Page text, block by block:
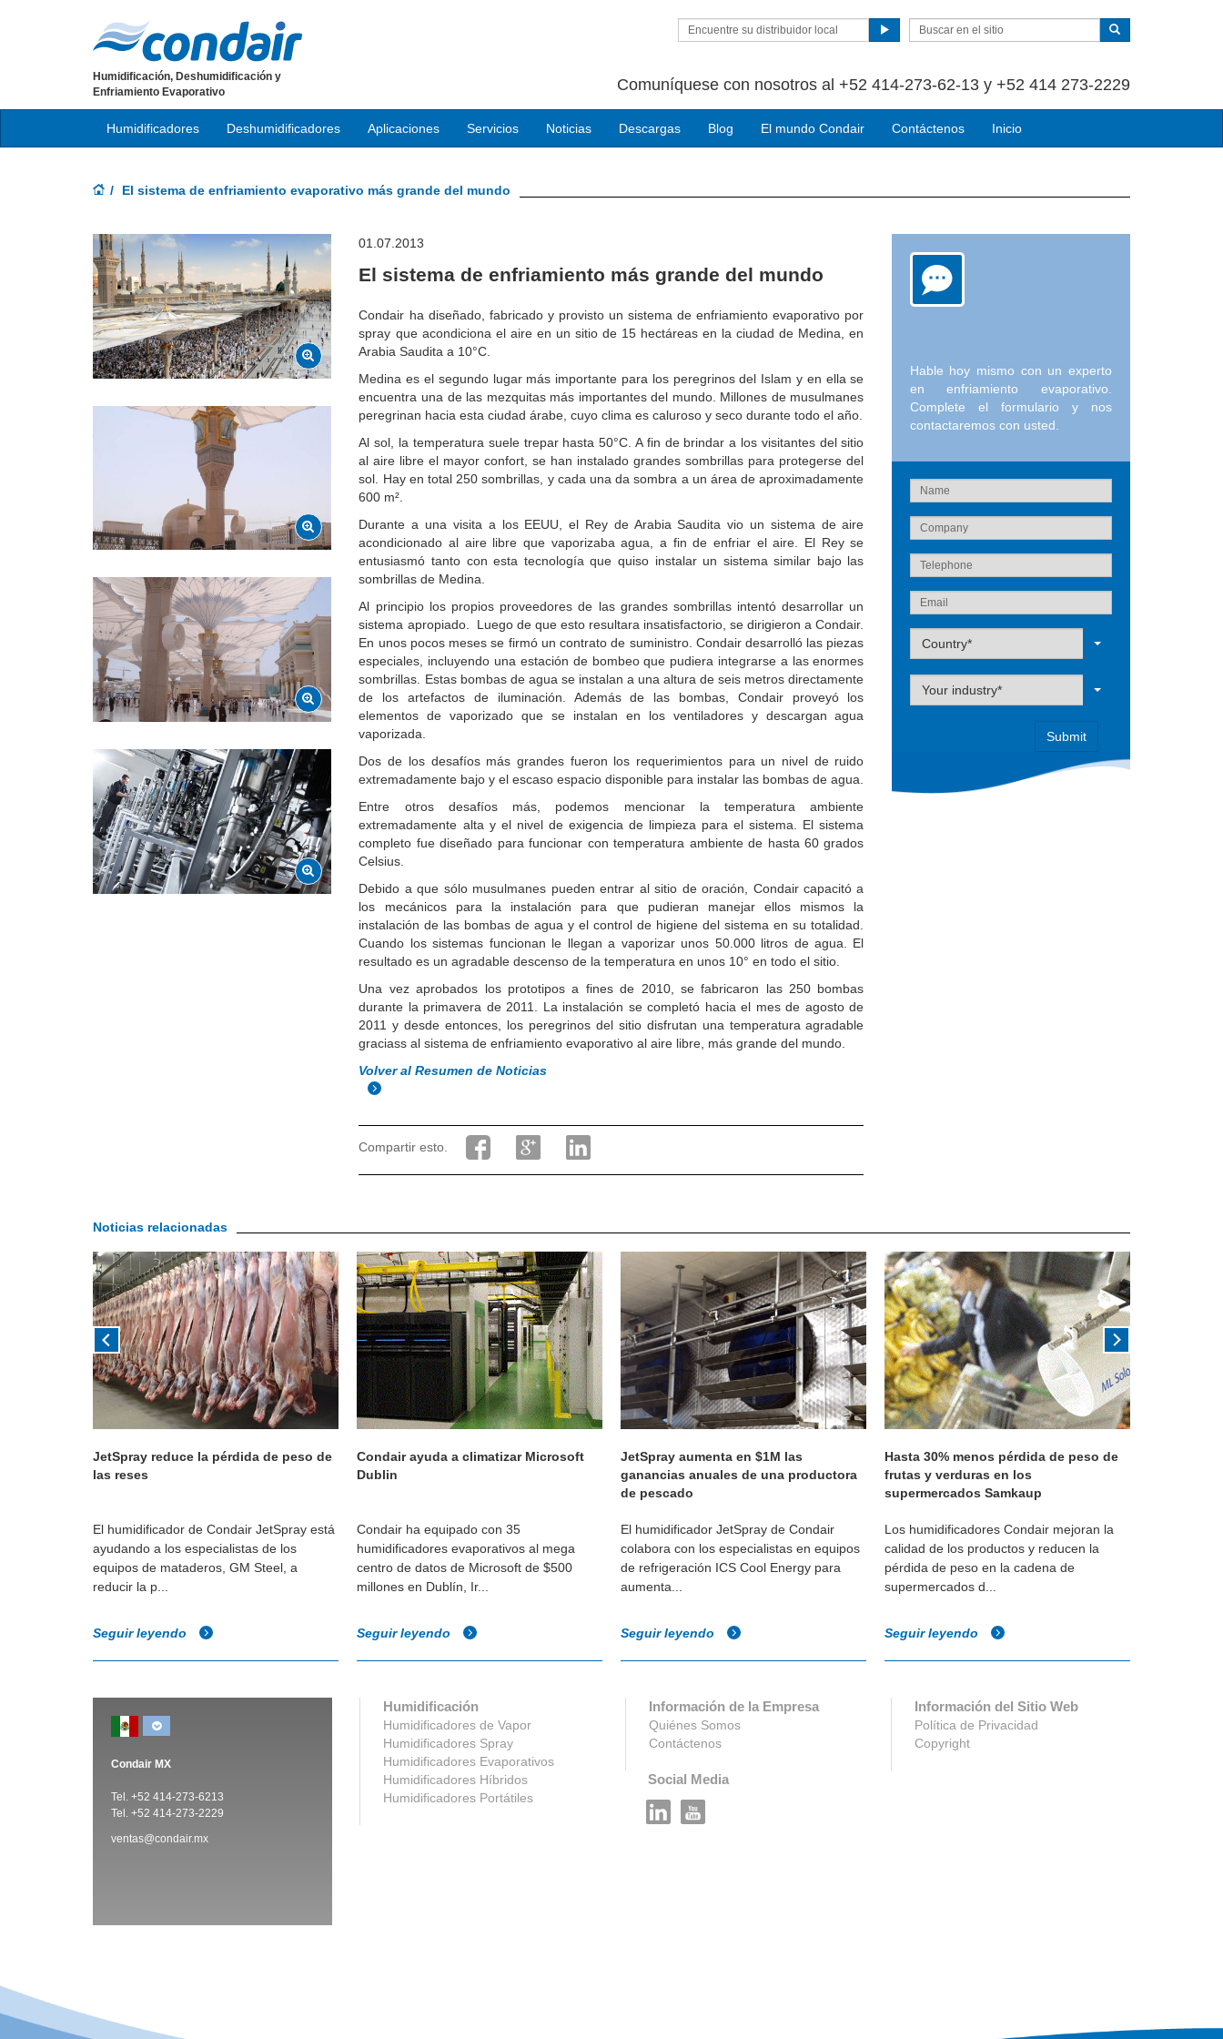
Encuentre su distribuidor local
Comuníquese con nosotros al +52 414-273-62-13 y +52 414 273-2229
Humidificación, Deshumidificación y
Enfriamiento Evaporativo
Humidificadores Deshumidificadores Aplicaciones Servicios Noticias Descargas Blog El mundo Condair Contáctenos Inicio
El sistema de enfriamiento evaporativo más grande del mundo
01.07.2013
El sistema de enfriamiento más grande del mundo
Condair ha diseñado, fabricado y provisto un sistema de enfriamiento evaporativo por
spray que acondiciona el aire en un sitio de 15 hectáreas en la ciudad de Medina, en
Arabia Saudita a 10°C.
Medina es el segundo lugar más importante para los peregrinos del Islam y en ella se
encuentra una de las mezquitas más importantes del mundo. Millones de musulmanes
peregrinan hacia esta ciudad árabe, cuyo clima es caluroso y seco durante todo el año.
Al sol, la temperatura suele trepar hasta 50°C. A fin de brindar a los visitantes del sitio
al aire libre el mayor confort, se han instalado grandes sombrillas para protegerse del
sol. Hay en total 250 sombrillas, y cada una da sombra a un área de aproximadamente
600 m².
Durante a una visita a los EEUU, el Rey de Arabia Saudita vio un sistema de aire
acondicionado al aire libre que vaporizaba agua, a fin de enfriar el aire. El Rey se
entusiasmó tanto con esta tecnología que quiso instalar un sistema similar bajo las
sombrillas de Medina.
Al principio los propios proveedores de las grandes sombrillas intentó desarrollar un
sistema apropiado. Luego de que esto resultara insatisfactorio, se dirigieron a Condair.
En unos pocos meses se firmó un contrato de suministro. Condair desarrolló las piezas
especiales, incluyendo una estación de bombeo que pudiera integrarse a las enormes
sombrillas. Estas bombas de agua se instalan a una altura de seis metros directamente
de los artefactos de iluminación. Además de las bombas, Condair proveyó los
elementos de vaporizado que se instalan en los ventiladores y descargan agua
vaporizada.
Dos de los desafíos más grandes fueron los requerimientos para un nivel de ruido
extremadamente bajo y el escaso espacio disponible para instalar las bombas de agua.
Entre otros desafíos más, podemos mencionar la temperatura ambiente
extremadamente alta y el nivel de exigencia de limpieza para el sistema. El sistema
completo fue diseñado para funcionar con temperatura ambiente de hasta 60 grados
Celsius.
Debido a que sólo musulmanes pueden entrar al sitio de oración, Condair capacitó a
los mecánicos para la instalación para que pudieran manejar ellos mismos la
instalación de las bombas de agua y el control de higiene del sistema en su totalidad.
Cuando los sistemas funcionan le llegan a vaporizar unos 50.000 litros de agua. El
resultado es un agradable descenso de la temperatura en unos 10° en todo el sitio.
Una vez aprobados los prototipos a fines de 2010, se fabricaron las 250 bombas
durante la primavera de 2011. La instalación se completó hacia el mes de agosto de
2011 y desde entonces, los peregrinos del sitio disfrutan una temperatura agradable
graciass al sistema de enfriamiento evaporativo al aire libre, más grande del mundo.
Volver al Resumen de Noticias
Compartir esto.
Hable hoy mismo con un experto
en enfriamiento evaporativo.
Complete el formulario y nos
contactaremos con usted.
Label
Country*
Label
Your industry*
Noticias relacionadas
JetSpray reduce la pérdida de peso de
las reses
El humidificador de Condair JetSpray está
ayudando a los especialistas de los
equipos de mataderos, GM Steel, a
reducir la p...
Seguir leyendo
Condair ayuda a climatizar Microsoft
Dublin
Condair ha equipado con 35
humidificadores evaporativos al mega
centro de datos de Microsoft de $500
millones en Dublín, Ir...
Seguir leyendo
JetSpray aumenta en $1M las
ganancias anuales de una productora
de pescado
El humidificador JetSpray de Condair
colabora con los especialistas en equipos
de refrigeración ICS Cool Energy para
aumenta...
Seguir leyendo
Hasta 30% menos pérdida de peso de
frutas y verduras en los
supermercados Samkaup
Los humidificadores Condair mejoran la
calidad de los productos y reducen la
pérdida de peso en la cadena de
supermercados d...
Seguir leyendo
Condair MX
Tel. +52 414-273-6213
Tel. +52 414-273-2229
ventas@condair.mx
Humidificación
Humidificadores de Vapor
Humidificadores Spray
Humidificadores Evaporativos
Humidificadores Híbridos
Humidificadores Portátiles
Información de la Empresa
Quiénes Somos
Contáctenos
Información del Sitio Web
Política de Privacidad
Copyright
Social Media